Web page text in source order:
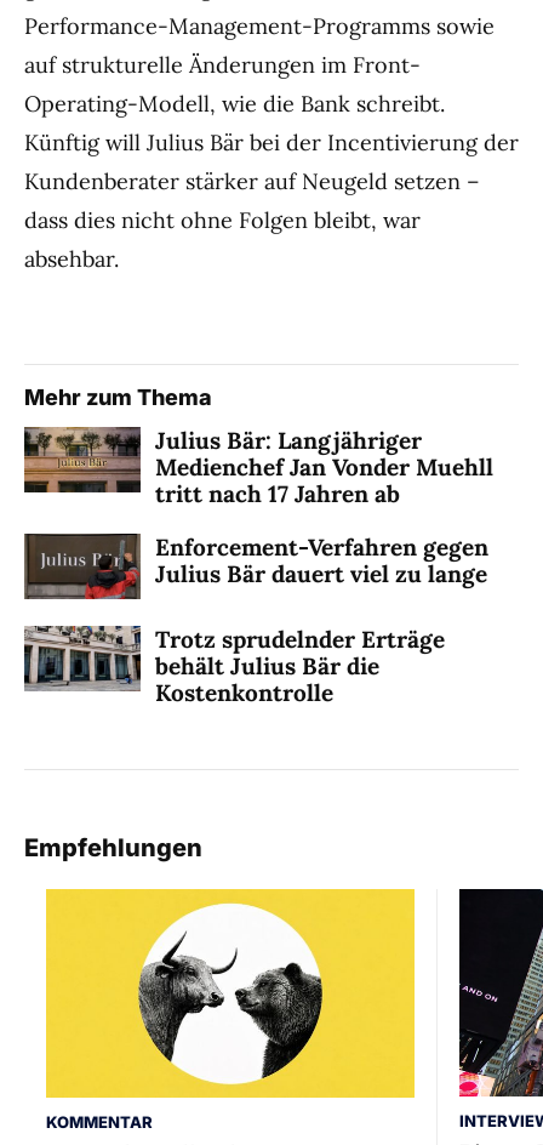
Performance-Management-Programms sowie
auf strukturelle Änderungen im Front-
Operating-Modell, wie die Bank schreibt.
Künftig will Julius Bär bei der Incentivierung der
Kundenberater stärker auf Neugeld setzen –
dass dies nicht ohne Folgen bleibt, war
absehbar.
Mehr zum Thema
Julius Bär: Langjähriger
Medienchef Jan Vonder Muehll
tritt nach 17 Jahren ab
Enforcement-Verfahren gegen
Julius Bär dauert viel zu lange
Trotz sprudelnder Erträge
behält Julius Bär die
Kostenkontrolle
Empfehlungen
KOMMENTAR